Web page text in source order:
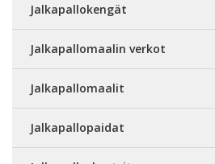
Jalkapallokengät
Jalkapallomaalin verkot
Jalkapallomaalit
Jalkapallopaidat